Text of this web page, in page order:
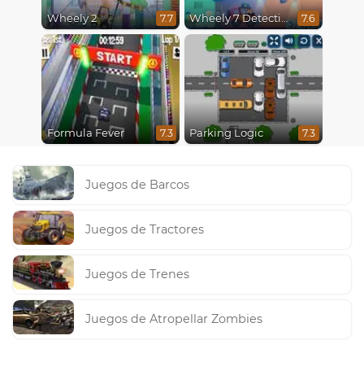
Wheely 2 7.7 Wheely 7 Detective 7.6
Formula Fever 7.3 Parking Logic 7.3
Juegos de Barcos
Juegos de Tractores
Juegos de Trenes
Juegos de Atropellar Zombies